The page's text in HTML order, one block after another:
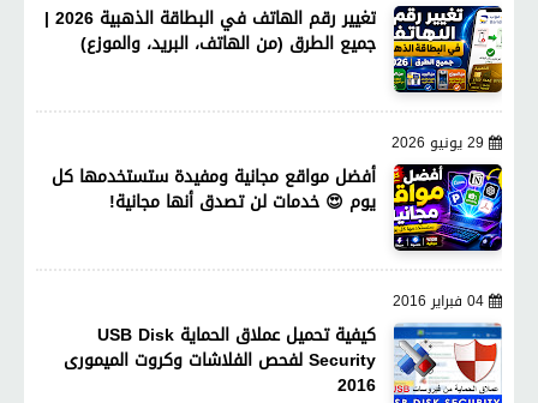
تغيير رقم الهاتف في البطاقة الذهبية 2026 |
جميع الطرق (من الهاتف، البريد، والموزع)
29 يونيو 2026
أفضل مواقع مجانية ومفيدة ستستخدمها كل
يوم 😍 خدمات لن تصدق أنها مجانية!
04 فبراير 2016
كيفية تحميل عملاق الحماية USB Disk
Security لفحص الفلاشات وكروت الميمورى
2016